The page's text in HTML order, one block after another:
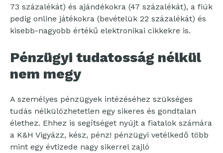
73 százalékát) és ajándékokra (47 százalékát), a fiúk
pedig online játékokra (bevételük 22 százalékát) és
kisebb-nagyobb értékű elektronikai cikkekre is.
Pénzügyi tudatosság nélkül
nem megy
A személyes pénzügyek intézéséhez szükséges
tudás nélkülözhetetlen egy sikeres és gondtalan
élethez. Ehhez is segítséget nyújt a fiatalok számára
a K&H Vigyázz, kész, pénz! pénzügyi vetélkedő több
mint egy évtizede nagy sikerrel zajló